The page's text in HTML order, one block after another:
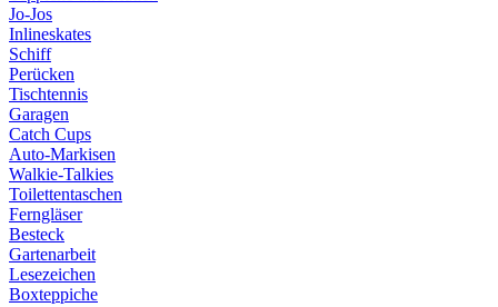
Jo-Jos
Inlineskates
Schiff
Perücken
Tischtennis
Garagen
Catch Cups
Auto-Markisen
Walkie-Talkies
Toilettentaschen
Ferngläser
Besteck
Gartenarbeit
Lesezeichen
Boxteppiche